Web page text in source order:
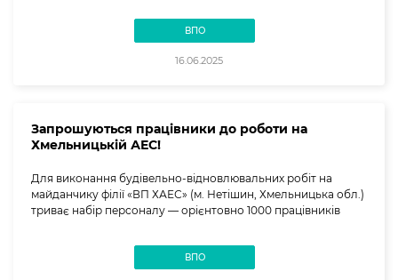
ВПО
16.06.2025
Запрошуються працівники до роботи на
Хмельницькій АЕС!
Для виконання будівельно-відновлювальних робіт на
майданчику філії «ВП ХАЕС» (м. Нетішин, Хмельницька обл.)
триває набір персоналу — орієнтовно 1000 працівників
ВПО